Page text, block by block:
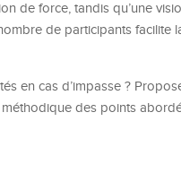
de force, tandis qu’une
de participants facilite
en cas d’impasse ?
méthodique des points